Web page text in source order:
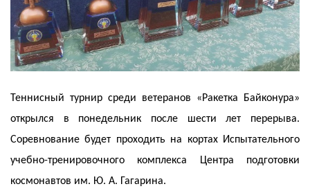
Теннисный турнир среди ветеранов «Ракетка Байконура»
открылся в понедельник после шести лет перерыва.
Соревнование будет проходить на кортах Испытательного
учебно-тренировочного комплекса Центра подготовки
космонавтов им. Ю. А. Гагарина.